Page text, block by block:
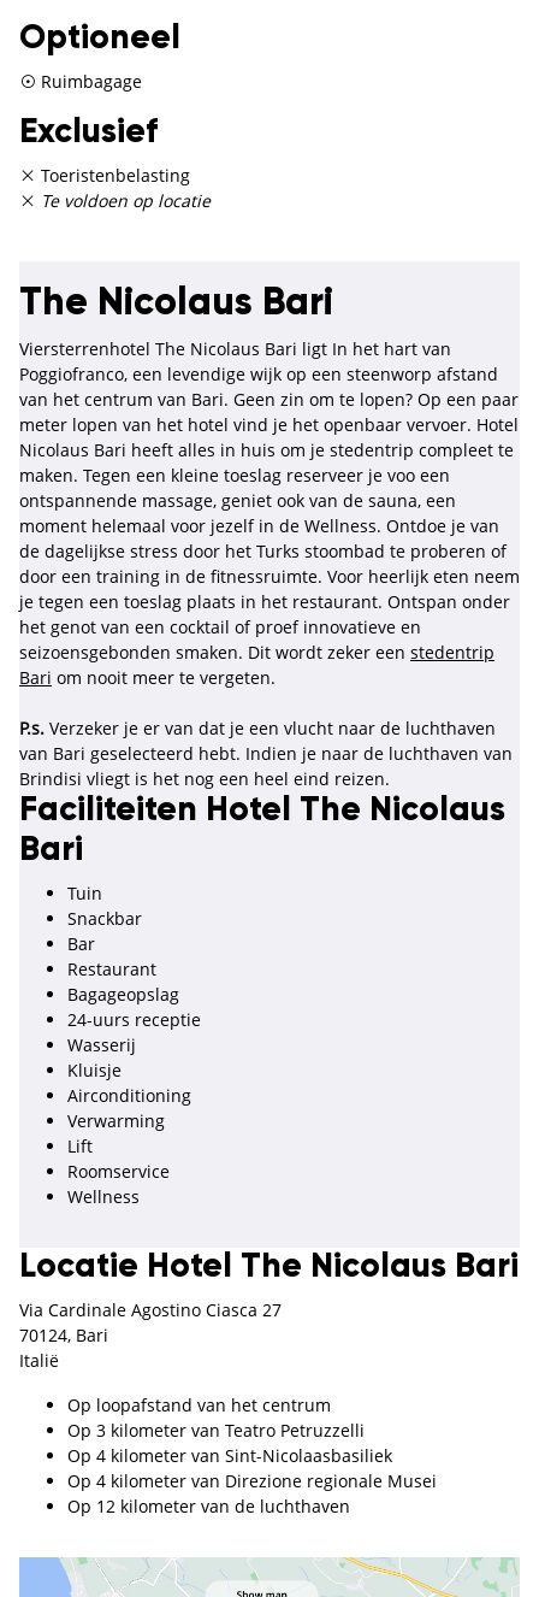
Optioneel
Ruimbagage
Exclusief
Toeristenbelasting
Te voldoen op locatie
The Nicolaus Bari
Viersterrenhotel The Nicolaus Bari ligt In het hart van
Poggiofranco, een levendige wijk op een steenworp afstand
van het centrum van Bari. Geen zin om te lopen? Op een paar
meter lopen van het hotel vind je het openbaar vervoer. Hotel
Nicolaus Bari heeft alles in huis om je stedentrip compleet te
maken. Tegen een kleine toeslag reserveer je voo een
ontspannende massage, geniet ook van de sauna, een
moment helemaal voor jezelf in de Wellness. Ontdoe je van
de dagelijkse stress door het Turks stoombad te proberen of
door een training in de fitnessruimte. Voor heerlijk eten neem
je tegen een toeslag plaats in het restaurant. Ontspan onder
het genot van een cocktail of proef innovatieve en
seizoensgebonden smaken. Dit wordt zeker een stedentrip
Bari om nooit meer te vergeten.
P.s. Verzeker je er van dat je een vlucht naar de luchthaven
van Bari geselecteerd hebt. Indien je naar de luchthaven van
Brindisi vliegt is het nog een heel eind reizen.
Faciliteiten Hotel The Nicolaus
Bari
Tuin
Snackbar
Bar
Restaurant
Bagageopslag
24-uurs receptie
Wasserij
Kluisje
Airconditioning
Verwarming
Lift
Roomservice
Wellness
Locatie Hotel The Nicolaus Bari
Via Cardinale Agostino Ciasca 27
70124, Bari
Italië
Op loopafstand van het centrum
Op 3 kilometer van Teatro Petruzzelli
Op 4 kilometer van Sint-Nicolaasbasiliek
Op 4 kilometer van Direzione regionale Musei
Op 12 kilometer van de luchthaven